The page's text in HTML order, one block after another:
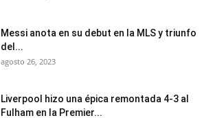
Messi anota en su debut en la MLS y triunfo
del...
agosto 26, 2023
Liverpool hizo una épica remontada 4-3 al
Fulham en la Premier...